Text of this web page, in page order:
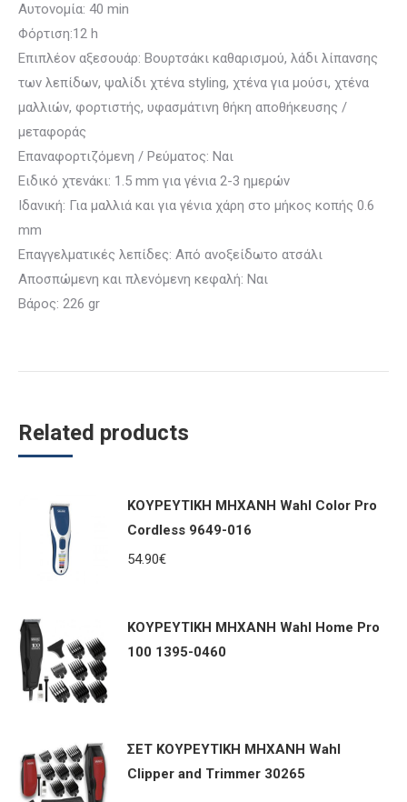
Αυτονομία: 40 min
Φόρτιση:12 h
Επιπλέον αξεσουάρ: Βουρτσάκι καθαρισμού, λάδι λίπανσης
των λεπίδων, ψαλίδι χτένα styling, χτένα για μούσι, χτένα
μαλλιών, φορτιστής, υφασμάτινη θήκη αποθήκευσης /
μεταφοράς
Επαναφορτιζόμενη / Ρεύματος: Ναι
Ειδικό χτενάκι: 1.5 mm για γένια 2-3 ημερών
Ιδανική: Για μαλλιά και για γένια χάρη στο μήκος κοπής 0.6
mm
Επαγγελματικές λεπίδες: Από ανοξείδωτο ατσάλι
Αποσπώμενη και πλενόμενη κεφαλή: Ναι
Βάρος: 226 gr
Related products
ΚΟΥΡΕΥΤΙΚΗ ΜΗΧΑΝΗ Wahl Color Pro
Cordless 9649-016
54.90€
ΚΟΥΡΕΥΤΙΚΗ ΜΗΧΑΝΗ Wahl Home Pro
100 1395-0460
ΣΕΤ ΚΟΥΡΕΥΤΙΚΗ ΜΗΧΑΝΗ Wahl
Clipper and Trimmer 30265